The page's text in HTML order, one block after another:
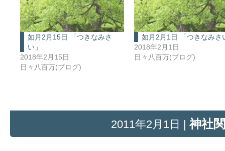
如月2月15日 「つきなみさ
い」
2018年2月15日
日々八百万(ブログ)
如月2月1日 「つきなみさ
2018年2月1日
日々八百万(ブログ)
2011年2月1日 |神社